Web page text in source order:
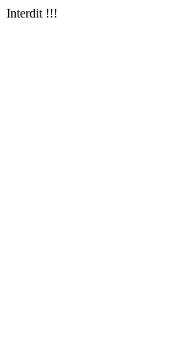
Interdit !!!